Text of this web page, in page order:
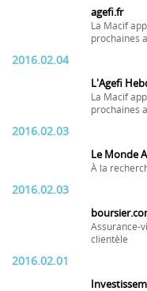
agefi.fr
La Macif
prochaines
2016.02.04
L'Agefi
La Macif
prochaines
2016.02.03
Le Monde
À la
2016.02.03
Assurance-
clientèle
2016.02.01